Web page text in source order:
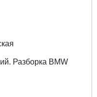
Разборка BMW